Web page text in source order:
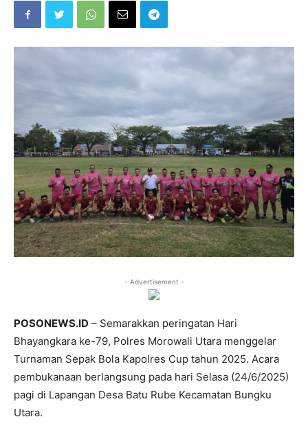
- Advertisement -
POSONEWS.ID – Semarakkan peringatan Hari
Bhayangkara ke-79, Polres Morowali Utara menggelar
Turnaman Sepak Bola Kapolres Cup tahun 2025. Acara
pembukanaan berlangsung pada hari Selasa (24/6/2025)
pagi di Lapangan Desa Batu Rube Kecamatan Bungku
Utara.